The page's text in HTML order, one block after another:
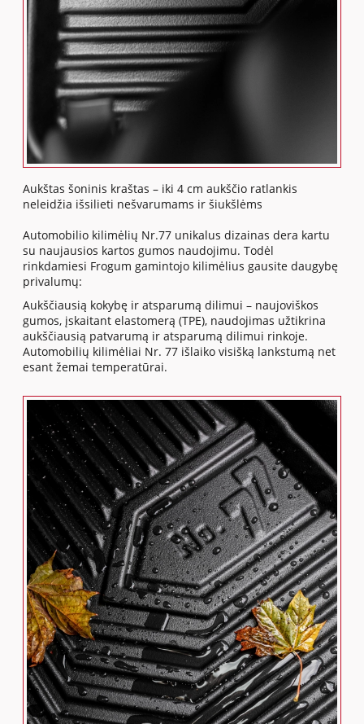
Aukštas šoninis kraštas – iki 4 cm aukščio ratlankis
neleidžia išsilieti nešvarumams ir šiukšlėms
Automobilio kilimėlių Nr.77 unikalus dizainas dera kartu
su naujausios kartos gumos naudojimu. Todėl
rinkdamiesi Frogum gamintojo kilimėlius gausite daugybę
privalumų:
Aukščiausią kokybę ir atsparumą dilimui – naujoviškos
gumos, įskaitant elastomerą (TPE), naudojimas užtikrina
aukščiausią patvarumą ir atsparumą dilimui rinkoje.
Automobilių kilimėliai Nr. 77 išlaiko visišką lankstumą net
esant žemai temperatūrai.